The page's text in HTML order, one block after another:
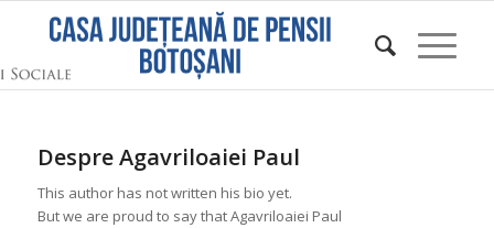
DespreAgavriloaiei Paul
This author has not written his bio yet.
But we are proud to say thatAgavriloaiei Paul